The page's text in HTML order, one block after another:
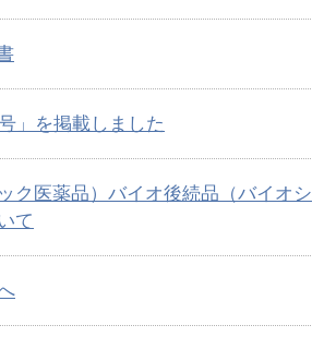
」を掲載しました
ク医薬品）バイオ後続品（バイオシ
て